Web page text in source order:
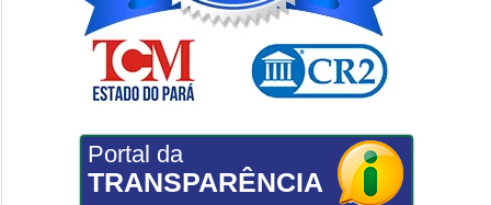
Portal da
TRANSPARÊNCIA